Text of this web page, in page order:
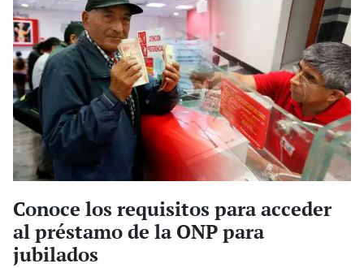
Conoce los requisitos para acceder
al préstamo de la ONP para
jubilados